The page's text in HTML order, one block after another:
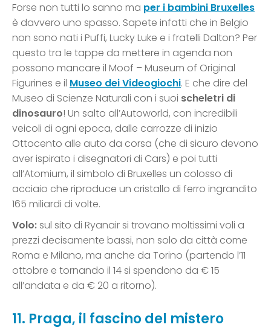
Forse non tutti lo sanno ma per i bambini Bruxelles
è davvero uno spasso. Sapete infatti che in Belgio
non sono nati i Puffi, Lucky Luke e i fratelli Dalton? Per
questo tra le tappe da mettere in agenda non
possono mancare il Moof – Museum of Original
Figurines e il Museo dei Videogiochi. E che dire del
Museo di Scienze Naturali con i suoi scheletri di
dinosauro! Un salto all’Autoworld, con incredibili
veicoli di ogni epoca, dalle carrozze di inizio
Ottocento alle auto da corsa (che di sicuro devono
aver ispirato i disegnatori di Cars) e poi tutti
all’Atomium, il simbolo di Bruxelles un colosso di
acciaio che riproduce un cristallo di ferro ingrandito
165 miliardi di volte.
Volo:sul sito di Ryanair si trovano moltissimi voli a
prezzi decisamente bassi, non solo da città come
Roma e Milano, ma anche da Torino (partendo l’11
ottobre e tornando il 14 si spendono da € 15
all’andata e da € 20 a ritorno).
11. Praga, il fascino del mistero